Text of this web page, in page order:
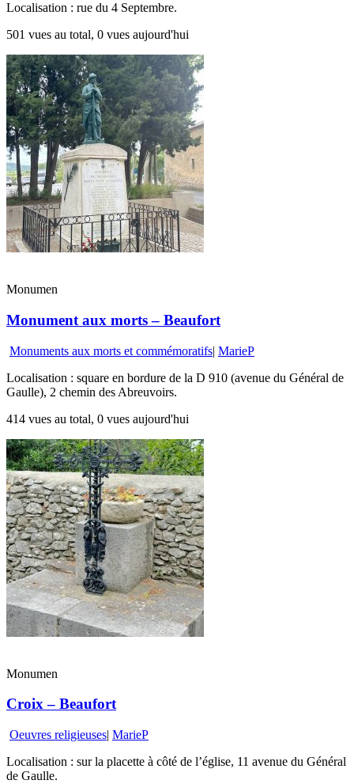
Localisation : rue du 4 Septembre.
501 vues au total, 0 vues aujourd'hui
Monumen
Monument aux morts – Beaufort
Monuments aux morts et commémoratifs| MarieP
Localisation : square en bordure de la D 910 (avenue du Général de
Gaulle), 2 chemin des Abreuvoirs.
414 vues au total, 0 vues aujourd'hui
Monumen
Croix – Beaufort
Oeuvres religieuses| MarieP
Localisation : sur la placette à côté de l’église, 11 avenue du Général
de Gaulle.